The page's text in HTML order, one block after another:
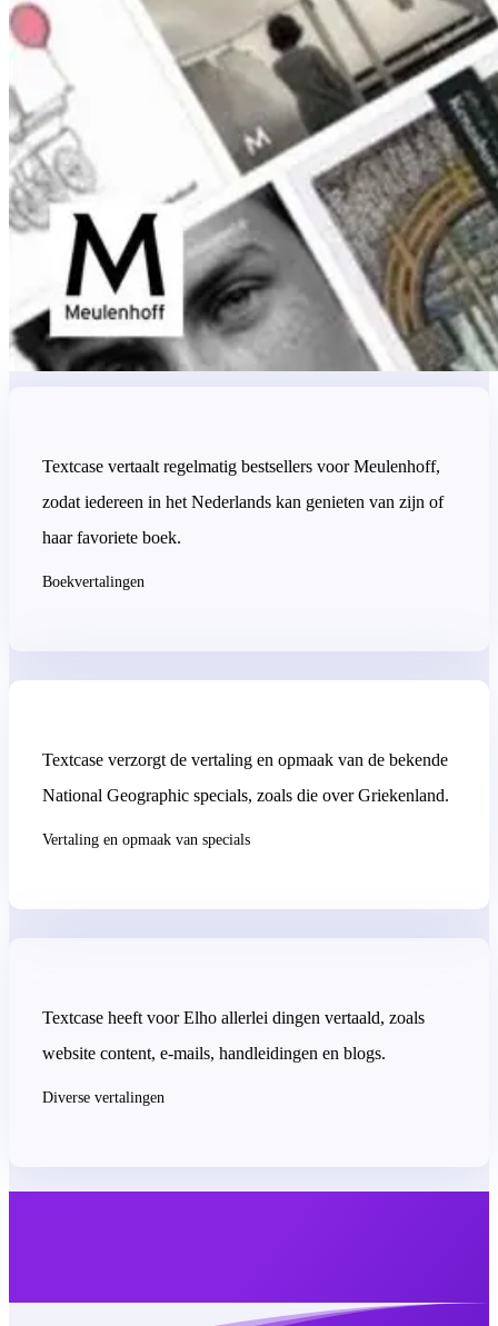
Textcase vertaalt regelmatig bestsellers voor Meulenhoff,
zodat iedereen in het Nederlands kan genieten van zijn of
haar favoriete boek.
Boekvertalingen
Textcase verzorgt de vertaling en opmaak van de bekende
National Geographic specials, zoals die over Griekenland.
Vertaling en opmaak van specials
Textcase heeft voor Elho allerlei dingen vertaald, zoals
website content, e-mails, handleidingen en blogs.
Diverse vertalingen